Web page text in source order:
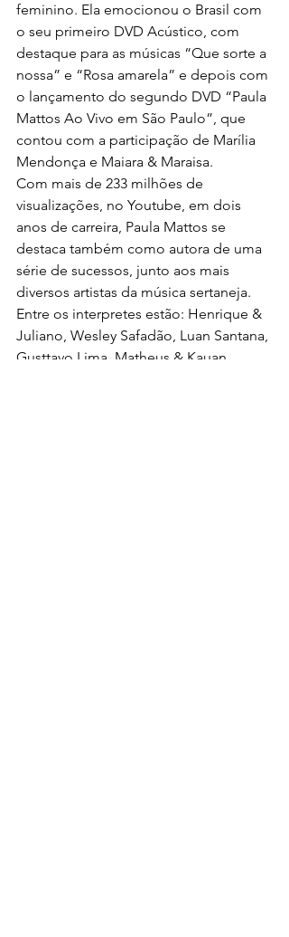
feminino. Ela emocionou o Brasil com
o seu primeiro DVD Acústico, com
destaque para as músicas “Que sorte a
nossa” e “Rosa amarela” e depois com
o lançamento do segundo DVD “Paula
Mattos Ao Vivo em São Paulo”, que
contou com a participação de Marília
Mendonça e Maiara & Maraisa.
Com mais de 233 milhões de
visualizações, no Youtube, em dois
anos de carreira, Paula Mattos se
destaca também como autora de uma
série de sucessos, junto aos mais
diversos artistas da música sertaneja.
Entre os interpretes estão: Henrique &
Juliano, Wesley Safadão, Luan Santana,
Gusttavo Lima, Matheus & Kauan,